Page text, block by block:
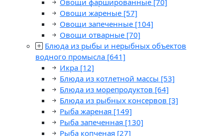
Овощи фаршированные [70]
Овощи жареные [57]
Овощи запеченные [104]
Овощи отварные [70]
Блюда из рыбы и нерыбных объектов
водного промысла [641]
Икра [12]
Блюда из котлетной массы [53]
Блюда из морепродуктов [64]
Блюда из рыбных консервов [3]
Рыба жареная [149]
Рыба запеченная [130]
Рыба копченая [27]